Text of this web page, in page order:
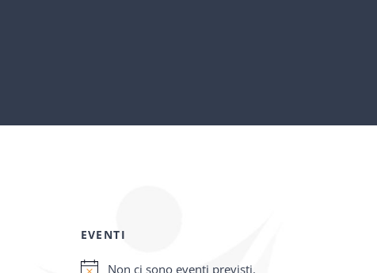
EVENTI
Non ci sono eventi previsti.